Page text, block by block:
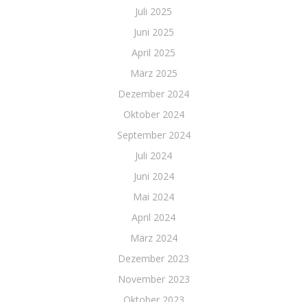
Juli 2025
Juni 2025
April 2025
März 2025
Dezember 2024
Oktober 2024
September 2024
Juli 2024
Juni 2024
Mai 2024
April 2024
März 2024
Dezember 2023
November 2023